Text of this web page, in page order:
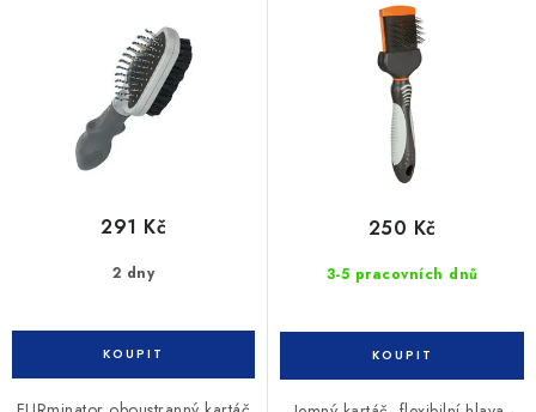
2 dny
291 Kč
3-5 pracovních dnů
250 Kč